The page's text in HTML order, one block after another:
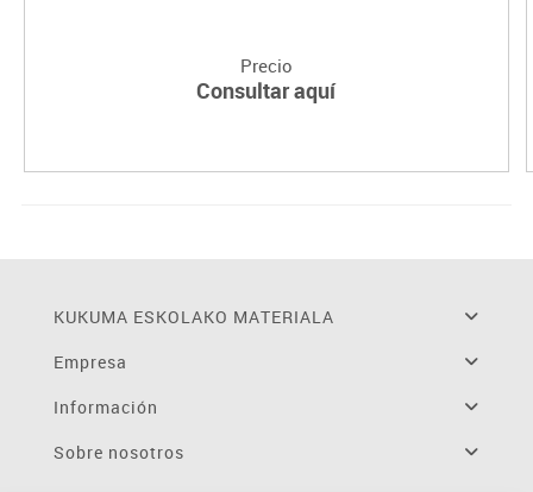
Precio
Consultar aquí
KUKUMA ESKOLAKO MATERIALA
Empresa
Información
Sobre nosotros